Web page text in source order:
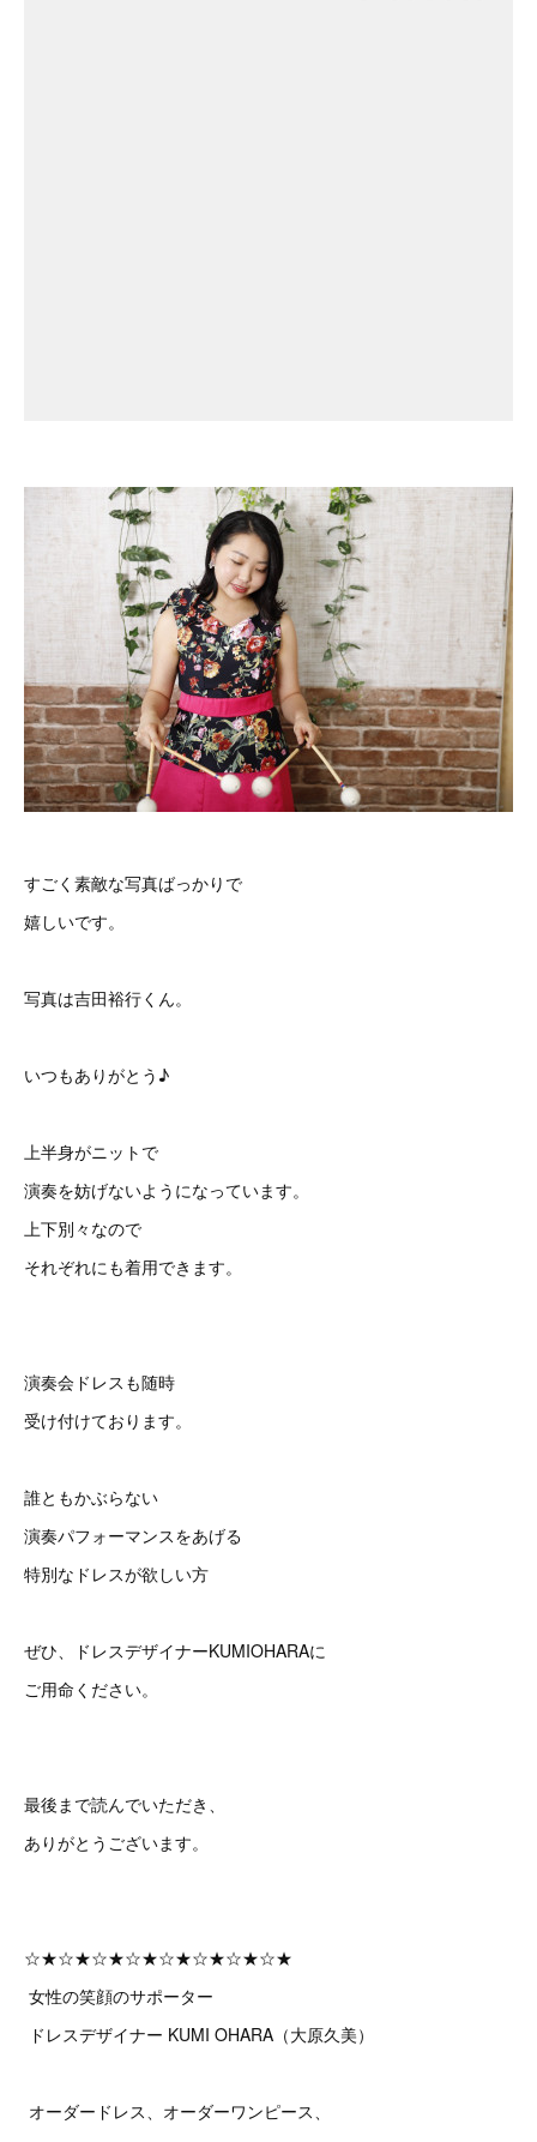
すごく素敵な写真ばっかりで
嬉しいです。
写真は吉田裕行くん。
いつもありがとう♪
上半身がニットで
演奏を妨げないようになっています。
上下別々なので
それぞれにも着用できます。
演奏会ドレスも随時
受け付けております。
誰ともかぶらない
演奏パフォーマンスをあげる
特別なドレスが欲しい方
ぜひ、ドレスデザイナーKUMIOHARAに
ご用命ください。
最後まで読んでいただき、
ありがとうございます。
☆★☆★☆★☆★☆★☆★☆★☆★
女性の笑顔のサポーター
ドレスデザイナー KUMI OHARA（大原久美）
オーダードレス、オーダーワンピース、